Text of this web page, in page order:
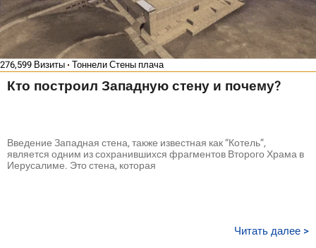
276,599 Визиты Тоннели Стены плача
Кто построил Западную стену и почему?
Введение Западная стена, также известная как “Котель”,
является одним из сохранившихся фрагментов Второго Храма в
Иерусалиме. Это стена, которая
Читать далее >